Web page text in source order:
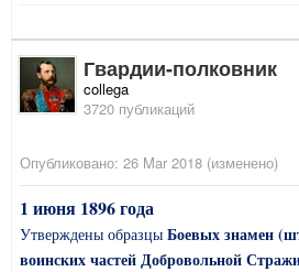
Гвардии-полковник
collega
3720 публикаций
Опубликовано: 26 Mar 2018 (изменено)
1 июня 1896 года
Утверждены образцы Боевых знамен
воинских частей Добровольной